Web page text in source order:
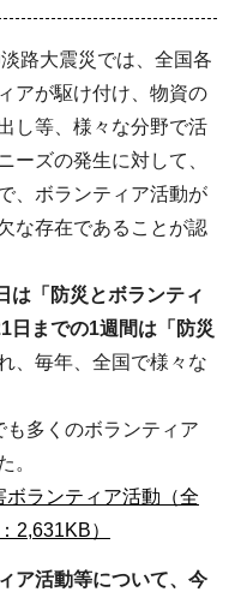
路大震災では、全国各
アが駆け付け、物資の
し等、様々な分野で活
ーズの発生に対して、
、ボランティア活動が
な存在であることが認
は「防災とボランティ
日までの1週間は「防災
、毎年、全国で様々な
も多くのボランティア
。
ボランティア活動（全
2,631KB）
ア活動等について、今